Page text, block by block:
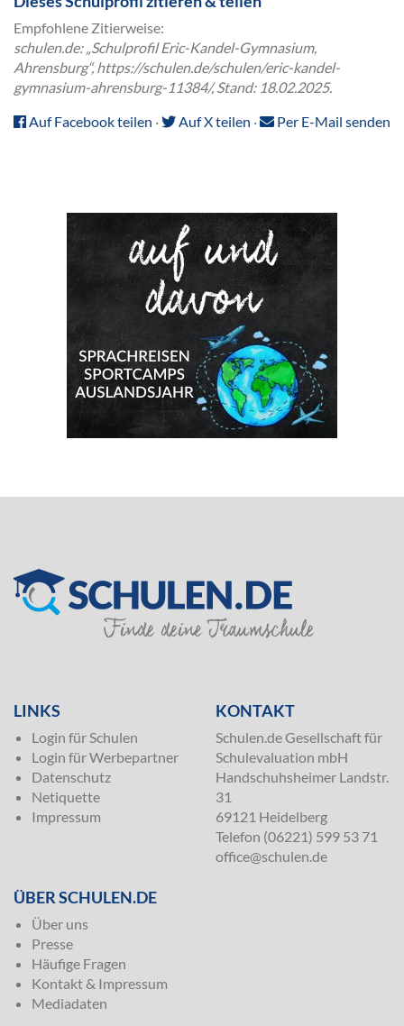
Empfohlene Zitierweise:
schulen.de: „Schulprofil Eric-Kandel-Gymnasium,
Ahrensburg“, https://schulen.de/schulen/eric-kandel-
gymnasium-ahrensburg-11384/, Stand: 18.02.2025.
Auf Facebook teilen · Auf X teilen · Per E-Mail senden
LINKS
Login für Schulen
Login für Werbepartner
Datenschutz
Netiquette
Impressum
KONTAKT
Schulen.de Gesellschaft für
Schulevaluation mbH
Handschuhsheimer Landstr.
31
69121 Heidelberg
Telefon (06221) 599 53 71
office@schulen.de
ÜBER SCHULEN.DE
Über uns
Presse
Häufige Fragen
Kontakt & Impressum
Mediadaten